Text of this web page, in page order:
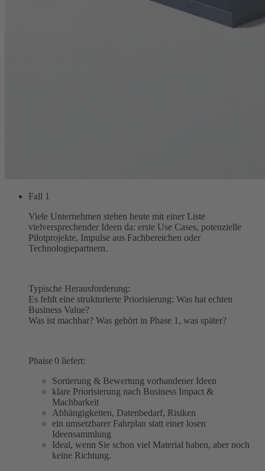
Fall 1
Viele Unternehmen stehen heute mit einer Liste
vielversprechender Ideen da: erste Use Cases, potenzielle
Pilotprojekte, Impulse aus Fachbereichen oder
Technologiepartnern.
Typische Herausforderung:
Es fehlt eine strukturierte Priorisierung: Was hat echten
Business Value?
Was ist machbar? Was gehört in Phase 1, was später?
Phaise 0 liefert:
Sortierung & Bewertung vorhandener Ideen
klare Priorisierung nach Business Impact &
Machbarkeit
Abhängigkeiten, Datenbedarf, Risiken
ein umsetzbarer Fahrplan statt einer losen
Ideensammlung
Ideal, wenn Sie schon viel Material haben, aber noch
keine Richtung.